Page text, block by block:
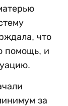
что
помощь, и
за